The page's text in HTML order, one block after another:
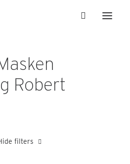
Robert
filters